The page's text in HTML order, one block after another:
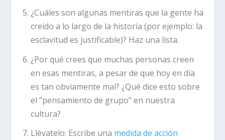
¿Cuáles son algunas mentiras que la gente ha
creído a lo largo de la historia (por ejemplo: la
esclavitud es justificable)? Haz una lista.
¿Por qué crees que muchas personas creen
en esas mentiras, a pesar de que hoy en día
es tan obviamente mal? ¿Qué dice esto sobre
el “pensamiento de grupo” en nuestra
cultura?
Llévatelo: Escribe una medida de acción